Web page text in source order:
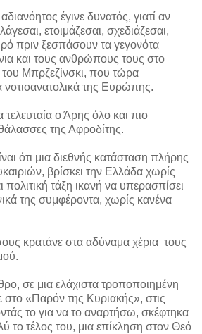
έγινε δυνατός, γιατί αν
ετοιμάζεσαι, σχεδιάζεσαι,
πριν ξεσπάσουν τα γεγονότα
και τους ανθρώπους τους στο
του Μπρζεζίνσκι, που τώρα
νοτιοανατολικά της Ευρώπης.
τελευταία ο Άρης όλο και πιο
θάλασσες της Αφροδίτης.
ότι μια διεθνής κατάσταση πλήρης
βρίσκει την Ελλάδα χωρίς
πολιτική τάξη ικανή να υπερασπίσει
της συμφέροντα, χωρίς κανένα
κρατάνε στα αδύναμα χέρια τους
σε μια ελάχιστα τροποποιημένη
στο «Παρόν της Κυριακής», στις
το για να το αναρτήσω, σκέφτηκα
το τέλος του, μια επίκληση στον Θεό